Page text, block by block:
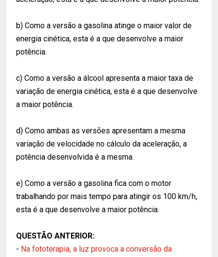
b) Como a versão a gasolina atinge o maior valor de
energia cinética, esta é a que desenvolve a maior
potência.
c) Como a versão a álcool apresenta a maior taxa de
variação de energia cinética, esta é a que desenvolve
a maior potência.
d) Como ambas as versões apresentam a mesma
variação de velocidade no cálculo da aceleração, a
potência desenvolvida é a mesma.
e) Como a versão a gasolina fica com o motor
trabalhando por mais tempo para atingir os 100 km/h,
esta é a que desenvolve a maior potência.
QUESTÃO ANTERIOR:
- Na fototerapia, a luz provoca a conversão da